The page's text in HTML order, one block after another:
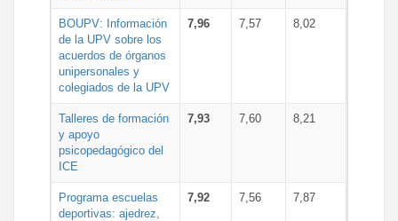
BOUPV: Información
de la UPV sobre los
acuerdos de órganos
unipersonales y
colegiados de la UPV
7,96 7,57 8,02
Talleres de formación
y apoyo
psicopedagógico del
ICE
7,93 7,60 8,21
Programa escuelas
deportivas: ajedrez,
7,92 7,56 7,87